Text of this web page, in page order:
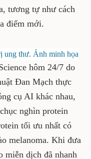
tương tự như cách
điểm mới.
ung thư. Ảnh minh họa
hôm 24/7 do
Đan Mạch thực
cụ AI khác nhau,
nghìn protein
tối ưu nhất có
melanoma. Khi đưa
miễn dịch đã nhanh